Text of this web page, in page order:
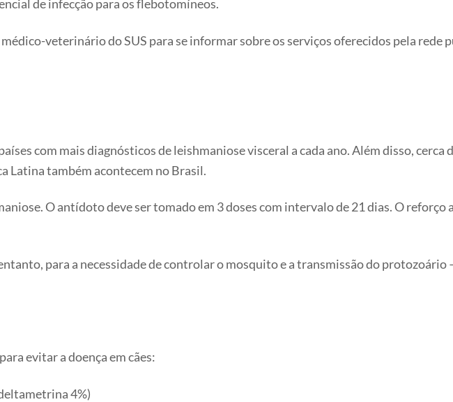
de infecção para os flebotomíneos.
veterinário do SUS para se informar sobre os serviços oferecidos pela rede
com mais diagnósticos de leishmaniose visceral a cada ano. Além disso, cerca
Latina também acontecem no Brasil.
O antídoto deve ser tomado em 3 doses com intervalo de 21 dias. O reforço
para a necessidade de controlar o mosquito e a transmissão do protozoário
evitar a doença em cães:
4%)